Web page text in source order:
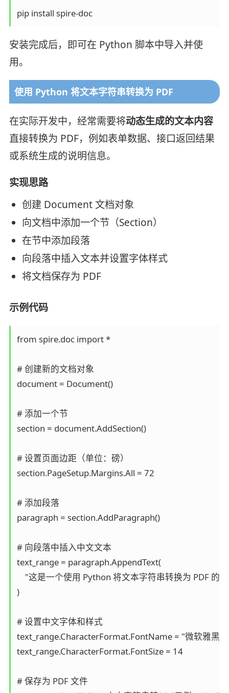
pip install spire-doc
安装完成后，即可在 Python 脚本中导入并使
用。
使用 Python 将文本字符串转换为 PDF
在实际开发中，经常需要将动态生成的文本内容
直接转换为 PDF，例如表单数据、接口返回结果
或系统生成的说明信息。
实现思路
创建 Document 文档对象
向文档中添加一个节（Section）
在节中添加段落
向段落中插入文本并设置字体样式
将文档保存为 PDF
示例代码
from spire.doc import *
# 创建新的文档对象
document = Document()
# 添加一个节
section = document.AddSection()
# 设置页面边距（单位：磅）
section.PageSetup.Margins.All = 72
# 添加段落
paragraph = section.AddParagraph()
# 向段落中插入中文文本
text_range = paragraph.AppendText(
"这是一个使用 Python 将文本字符串转换为 PDF 的
)
# 设置中文字体和样式
text_range.CharacterFormat.FontName = "微软雅黑"
text_range.CharacterFormat.FontSize = 14
# 保存为 PDF 文件